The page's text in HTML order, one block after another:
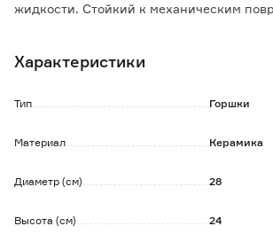
жидкости. Стойкий к механическим
Сохраняет свою декоративность долгое
Характеристики
Тип Горшки
Материал Керамика
Диаметр (см) 28
Высота (см) 24